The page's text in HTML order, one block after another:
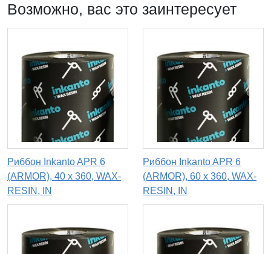
Возможно, вас это заинтересует
Риббон Inkanto APR 6
(ARMOR), 40 х 360, WAX-
RESIN, IN
Риббон Inkanto APR 6
(ARMOR), 60 х 360, WAX-
RESIN, IN